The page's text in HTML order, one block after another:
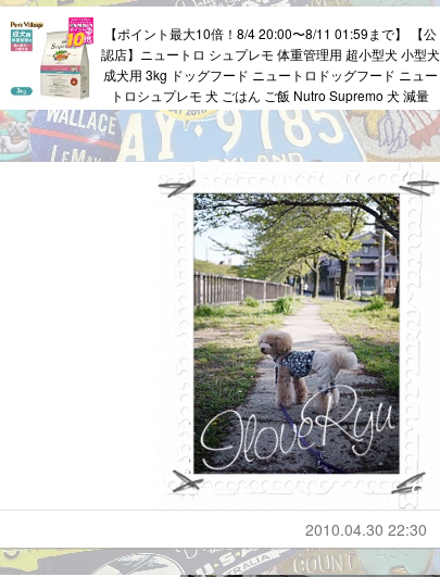
【ポイント最大10倍！8/4 20:00〜8/11 01:59まで】 【公
認店】ニュートロ シュプレモ 体重管理用 超小型犬 小型犬
成犬用 3kg ドッグフード ニュートロドッグフード ニュー
トロシュプレモ 犬 ごはん ご飯 Nutro Supremo 犬 減量
2010.04.30 22:30